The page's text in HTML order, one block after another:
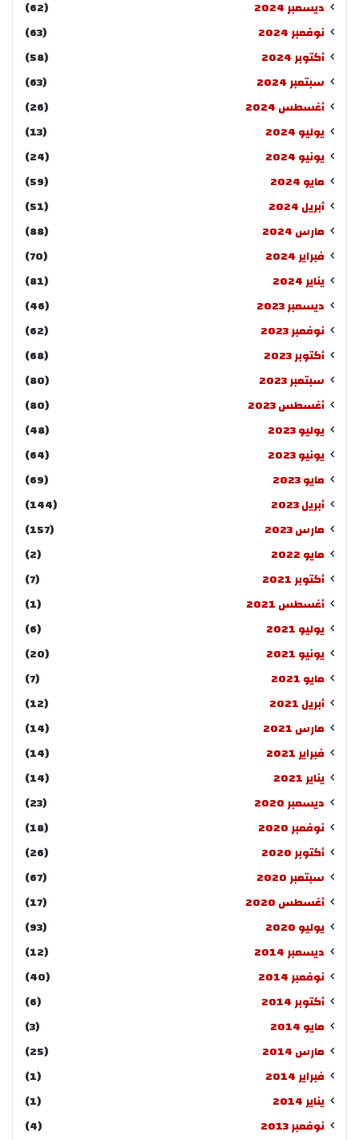
ديسمبر 2024
(62)
نوفمبر 2024
(63)
أكتوبر 2024
(58)
سبتمبر 2024
(63)
أغسطس 2024
(26)
يوليو 2024
(13)
يونيو 2024
(24)
مايو 2024
(59)
أبريل 2024
(51)
مارس 2024
(88)
فبراير 2024
(70)
يناير 2024
(81)
ديسمبر 2023
(46)
نوفمبر 2023
(62)
أكتوبر 2023
(68)
سبتمبر 2023
(80)
أغسطس 2023
(80)
يوليو 2023
(48)
يونيو 2023
(64)
مايو 2023
(69)
أبريل 2023
(144)
مارس 2023
(157)
مايو 2022
(2)
أكتوبر 2021
(7)
أغسطس 2021
(1)
يوليو 2021
(6)
يونيو 2021
(20)
مايو 2021
(7)
أبريل 2021
(12)
مارس 2021
(14)
فبراير 2021
(14)
يناير 2021
(14)
ديسمبر 2020
(23)
نوفمبر 2020
(18)
أكتوبر 2020
(26)
سبتمبر 2020
(67)
أغسطس 2020
(17)
يوليو 2020
(93)
ديسمبر 2014
(12)
نوفمبر 2014
(40)
أكتوبر 2014
(6)
مايو 2014
(3)
مارس 2014
(25)
فبراير 2014
(1)
يناير 2014
(1)
نوفمبر 2013
(4)